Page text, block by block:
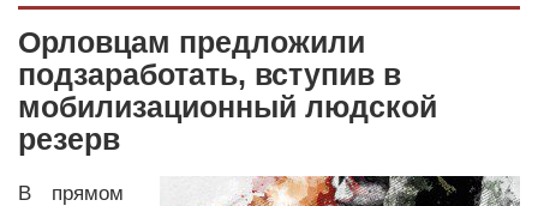
Орловцам предложили
подзаработать, вступив в
мобилизационный людской
резерв
В прямом